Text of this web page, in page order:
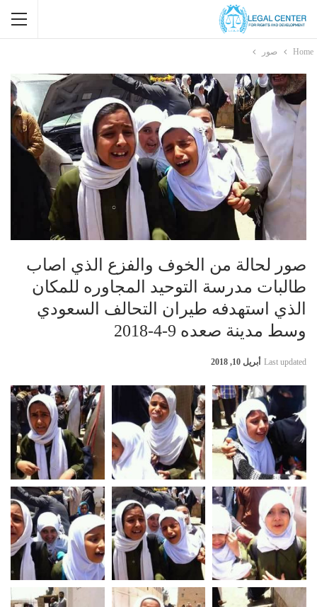
Home صور
صور لحالة من الخوف والفزع الذي اصاب
طالبات مدرسة التوحيد المجاوره للمكان
الذي استهدفه طيران التحالف السعودي
وسط مدينة صعده 9-4-2018
Last updated أبريل 10, 2018